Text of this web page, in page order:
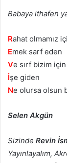
Babaya ithafen
Rahat olmamız
Emek sarf eden
Ve sırf bizim için
İşe giden
Ne olursa olsun
Selen Akgün
Sizinde Revin
Yayınlayalım,